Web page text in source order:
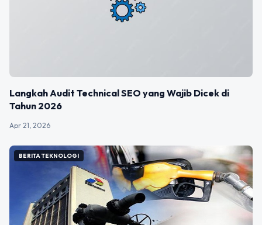
Langkah Audit Technical SEO yang Wajib Dicek di
Tahun 2026
Apr 21, 2026
BERITA TEKNOLOGI